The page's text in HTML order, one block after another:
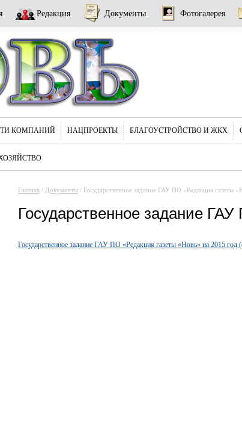
Редакция Документы Фотогалерея
КОМПАНИЙ НАЦПРОЕКТЫ БЛАГОУСТРОЙСТВО И ЖКХ
Главная / Документы / Государственное задание ГАУ ПО «Редакция газеты
Государственное задание
Государственное задание ГАУ ПО «Редакция газеты «Новь» на 2015 год